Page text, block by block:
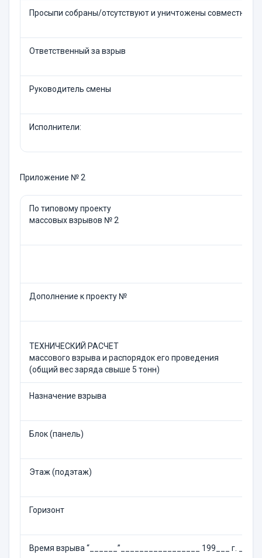
Просыпи собраны/отсутствуют и уничтожены совместно
Ответственный за взрыв
Руководитель смены
Исполнители:
Приложение № 2
По типовому проекту
массовых взрывов № 2
Дополнение к проекту №
ТЕХНИЧЕСКИЙ РАСЧЕТ
массового взрыва и распорядок его проведения
(общий вес заряда свыше 5 тонн)
Назначение взрыва
Блок (панель)
Этаж (подэтаж)
Горизонт
Время взрыва “______”_________________ 199___ г.